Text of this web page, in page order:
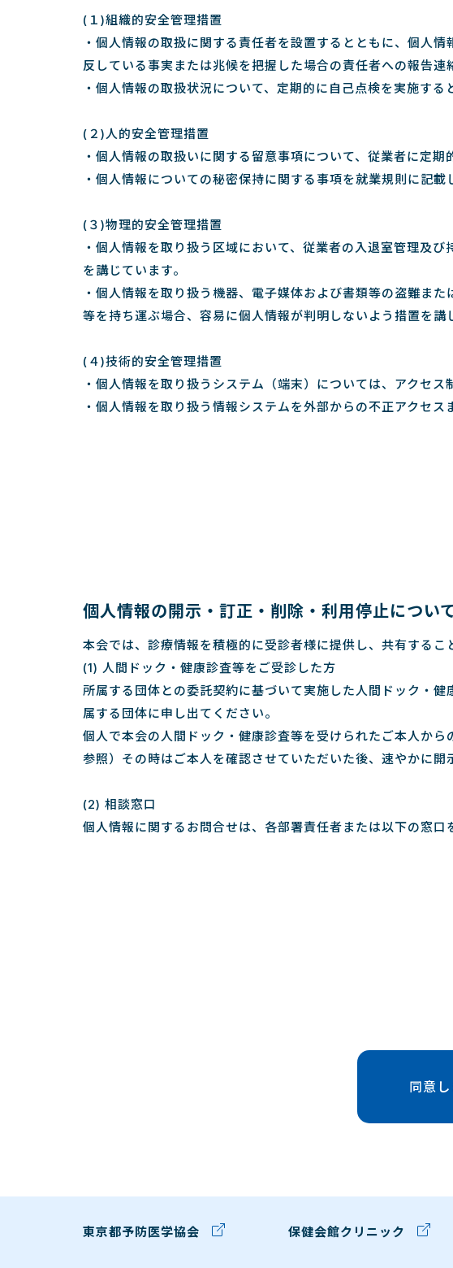
(１)組織的安全管理措置
・個人情報の取扱に関する責任者を設置するとともに、個人
反している事実または兆候を把握した場合の責任者への報告連
・個人情報の取扱状況について、定期的に自己点検を実施す
(２)人的安全管理措置
・個人情報の取扱いに関する留意事項について、従業者に定期
・個人情報についての秘密保持に関する事項を就業規則に記載
(３)物理的安全管理措置
・個人情報を取り扱う区域において、従業者の入退室管理及
を講じています。
・個人情報を取り扱う機器、電子媒体および書類等の盗難ま
等を持ち運ぶ場合、容易に個人情報が判明しないよう措置を講
(４)技術的安全管理措置
・個人情報を取り扱うシステム（端末）については、アクセ
・個人情報を取り扱う情報システムを外部からの不正アクセ
個人情報の開示・訂正・削除・利用停止につい
本会では、診療情報を積極的に受診者様に提供し、共有する
(1) 人間ドック・健康診査等をご受診した方
所属する団体との委託契約に基づいて実施した人間ドック・
属する団体に申し出てください。
個人で本会の人間ドック・健康診査等を受けられたご本人か
参照）その時はご本人を確認させていただいた後、速やかに開
(2) 相談窓口
個人情報に関するお問合せは、各部署責任者または以下の窓口
同意
東京都予防医学協会 保健会館クリニック